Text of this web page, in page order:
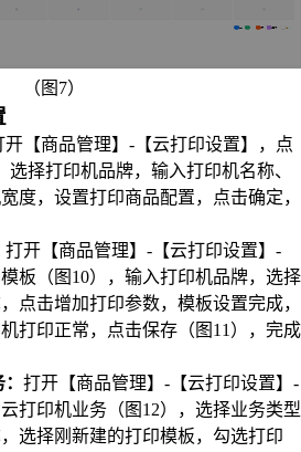
（图7）
开【商品管理】-【云打印设置】，点
择打印机品牌，输入打印机名称、
度，设置打印商品配置，点击确定，
打开【商品管理】-【云打印设置】-
板（图10），输入打印机品牌，选择
点击增加打印参数，模板设置完成，
打印正常，点击保存（图11），完成
打开【商品管理】-【云打印设置】-
打印机业务（图12），选择业务类型
选择刚新建的打印模板，勾选打印